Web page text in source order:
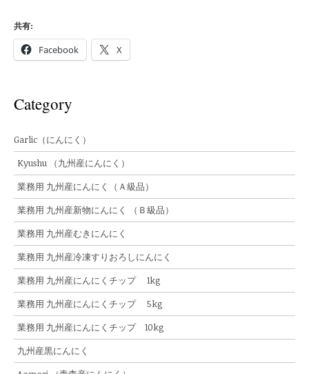
共有:
Facebook X
Category
Garlic（にんにく）
Kyushu （九州産にんにく）
業務用 九州産にんにく（Ａ級品）
業務用 九州産新物にんにく （Ｂ級品）
業務用 九州産むきにんにく
業務用 九州産冷凍すりおろしにんにく
業務用 九州産にんにくチップ 1kg
業務用 九州産にんにくチップ 5kg
業務用 九州産にんにくチップ 10kg
九州産黒にんにく